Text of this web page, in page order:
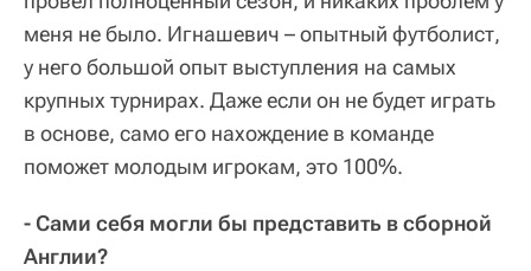
меня не было. Игнашевич – опытный футболист,
у него большой опыт выступления на самых
крупных турнирах. Даже если он не будет играть
в основе, само его нахождение в команде
поможет молодым игрокам, это 100%.
- Сами себя могли бы представить в сборной
Англии?